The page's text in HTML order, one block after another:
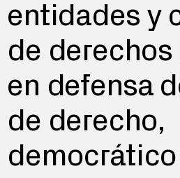
entidades y
de
en defensa
de derecho,
democrático